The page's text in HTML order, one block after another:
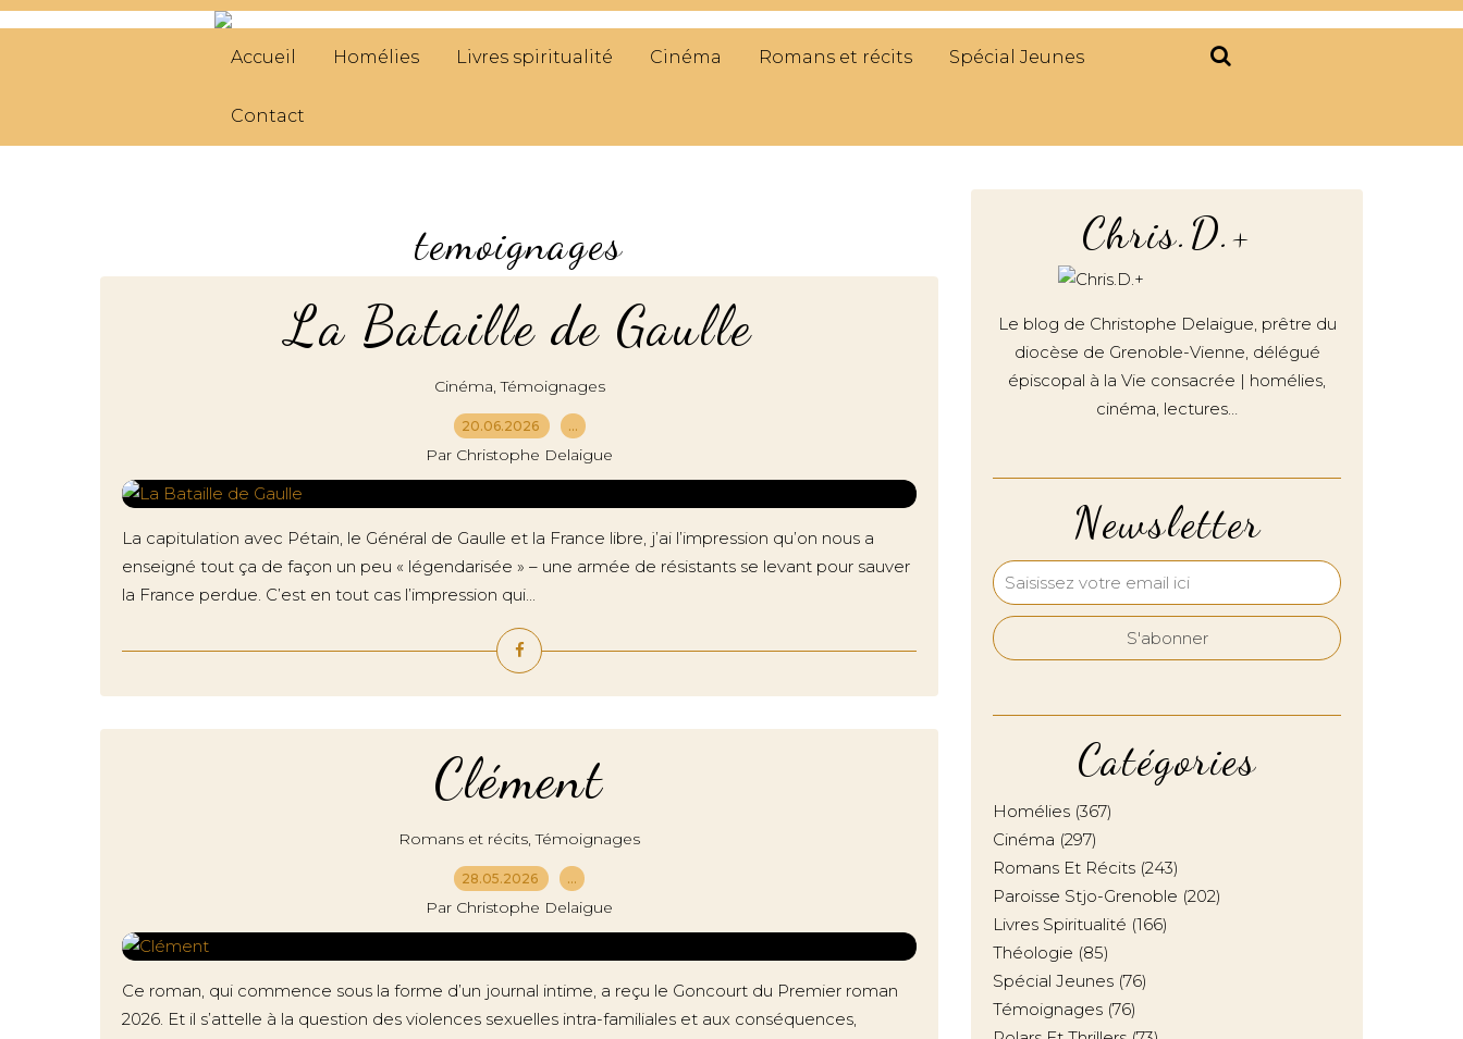
Accueil Homélies Livres spiritualité Cinéma Romans et récits Spécial Jeunes
Contact
temoignages
La Bataille de Gaulle
Cinéma,Témoignages
20.06.2026 …
Par Christophe Delaigue
La capitulation avec Pétain, le Général de Gaulle et la France libre, j’ai l’impression qu’on nous a
enseigné tout ça de façon un peu « légendarisée » – une armée de résistants se levant pour sauver
la France perdue. C’est en tout cas l’impression qui...
Clément
Romans et récits,Témoignages
28.05.2026 …
Par Christophe Delaigue
Ce roman, qui commence sous la forme d’un journal intime, a reçu le Goncourt du Premier roman
2026. Et il s’attelle à la question des violences sexuelles intra-familiales et aux conséquences,
Newsletter
Catégories
Homélies (367)
Cinéma (297)
Romans Et Récits (243)
Paroisse Stjo-Grenoble (202)
Livres Spiritualité (166)
Théologie (85)
Spécial Jeunes (76)
Témoignages (76)
Chris.D.+
Le blog de Christophe Delaigue, prêtre du
diocèse de Grenoble-Vienne, délégué
épiscopal à la Vie consacrée | homélies,
cinéma, lectures…